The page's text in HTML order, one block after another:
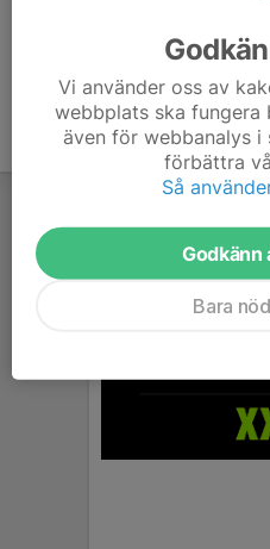
Vi använder oss av
webbplats ska fungera
även för webbanalys
förbättra
Så
Godkänn
Bara